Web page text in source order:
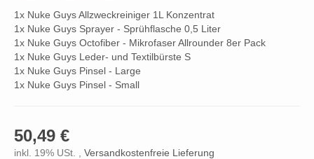
1x Nuke Guys Allzweckreiniger 1L Konzentrat
1x Nuke Guys Sprayer - Sprühflasche 0,5 Liter
1x Nuke Guys Octofiber - Mikrofaser Allrounder 8er Pack
1x Nuke Guys Leder- und Textilbürste S
1x Nuke Guys Pinsel - Large
1x Nuke Guys Pinsel - Small
50,49 €
inkl. 19% USt. , Versandkostenfreie Lieferung